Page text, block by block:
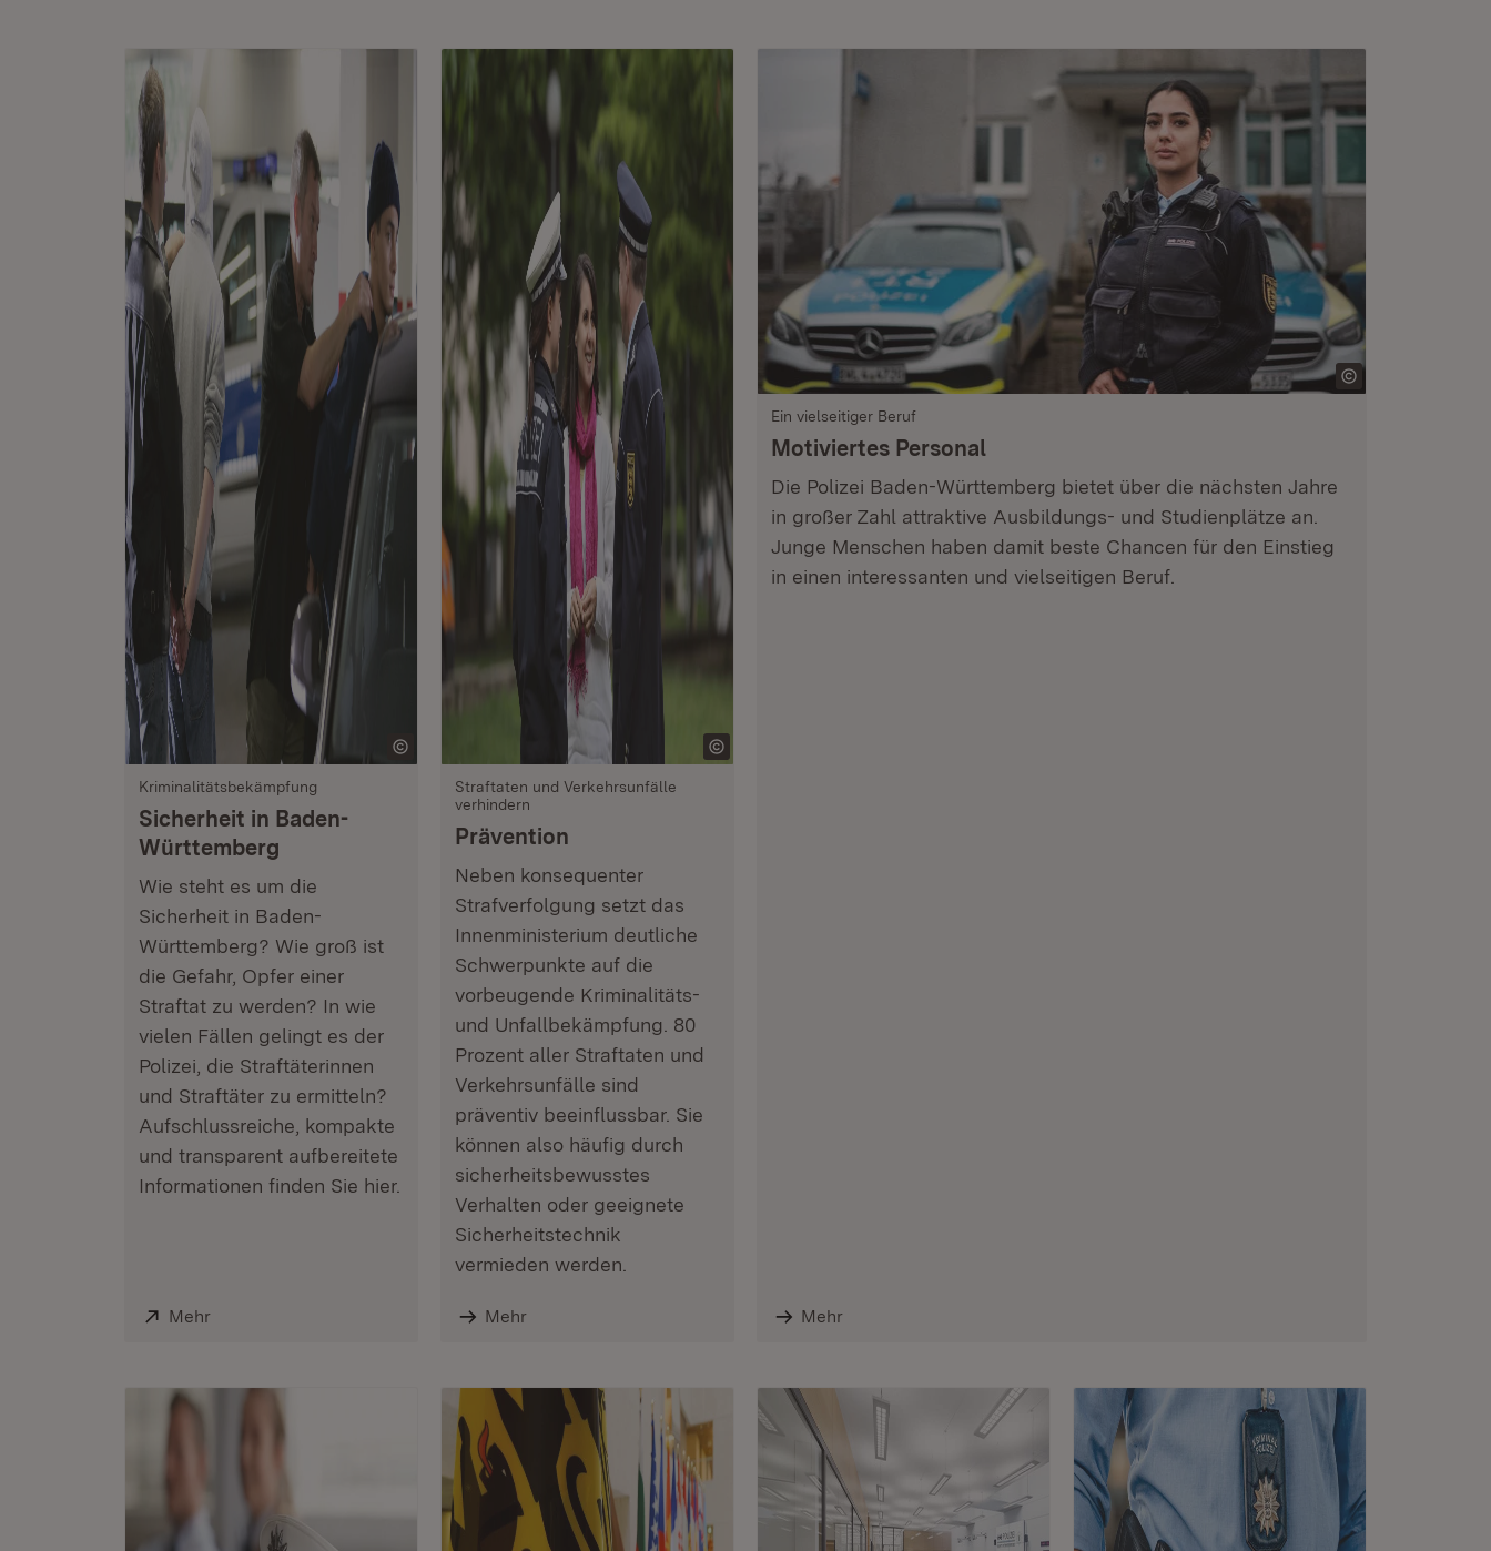
Kriminalitätsbekämpfung
Sicherheit in Baden-
Württemberg
Wie steht es um die
Sicherheit in Baden-
Württemberg? Wie groß ist
die Gefahr, Opfer einer
Straftat zu werden? In wie
vielen Fällen gelingt es der
Polizei, die Straftäterinnen
und Straftäter zu ermitteln?
Aufschlussreiche, kompakte
und transparent aufbereitete
Informationen finden Sie hier.
Extern:
Mehr(Öffnet in neuem Fenster)
Straftaten und Verkehrsunfälle
verhindern
Prävention
Neben konsequenter
Strafverfolgung setzt das
Innenministerium deutliche
Schwerpunkte auf die
vorbeugende Kriminalitäts-
und Unfallbekämpfung. 80
Prozent aller Straftaten und
Verkehrsunfälle sind
präventiv beeinflussbar. Sie
können also häufig durch
sicherheitsbewusstes
Verhalten oder geeignete
Sicherheitstechnik
vermieden werden.
Mehr
Ein vielseitiger Beruf
Motiviertes Personal
Die Polizei Baden-Württemberg bietet über die nächsten Jahre
in großer Zahl attraktive Ausbildungs- und Studienplätze an.
Junge Menschen haben damit beste Chancen für den Einstieg
in einen interessanten und vielseitigen Beruf.
Mehr